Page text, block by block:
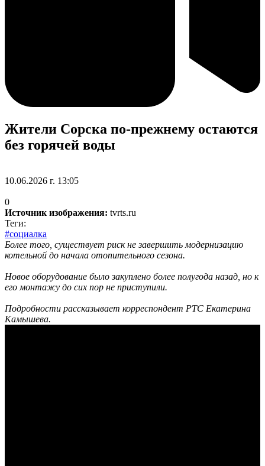
Жители Сорска по-прежнему остаются
без горячей воды
10.06.2026 г. 13:05
0
Источник изображения: tvrts.ru
Теги:
#социалка
Более того, существует риск не завершить модернизацию
котельной до начала отопительного сезона.
Новое оборудование было закуплено более полугода назад, но к
его монтажу до сих пор не приступили.
Подробности рассказывает корреспондент РТС Екатерина
Камышева.